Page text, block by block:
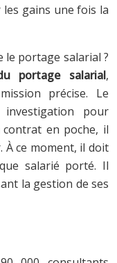
gains une fois la
le portage salarial ?
portage salarial,
précise. Le
pour
en poche, il
ce moment, il doit
salarié porté. Il
la gestion de ses